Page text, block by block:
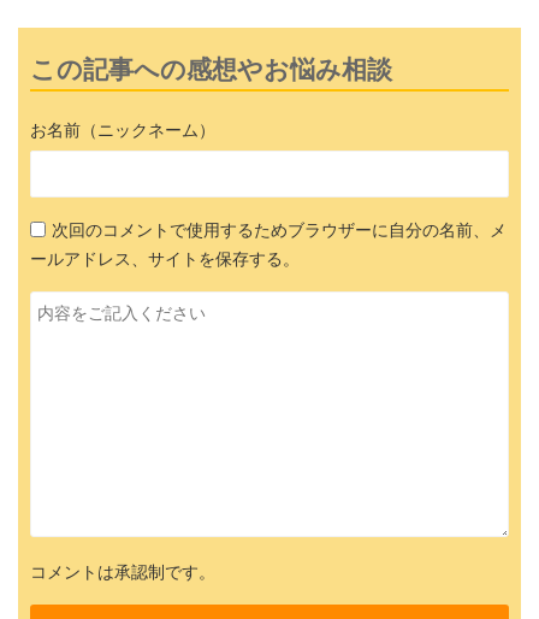
この記事への感想やお悩み相談
お名前（ニックネーム）
次回のコメントで使用するためブラウザーに自分の名前、メ
ールアドレス、サイトを保存する。
コメントは承認制です。